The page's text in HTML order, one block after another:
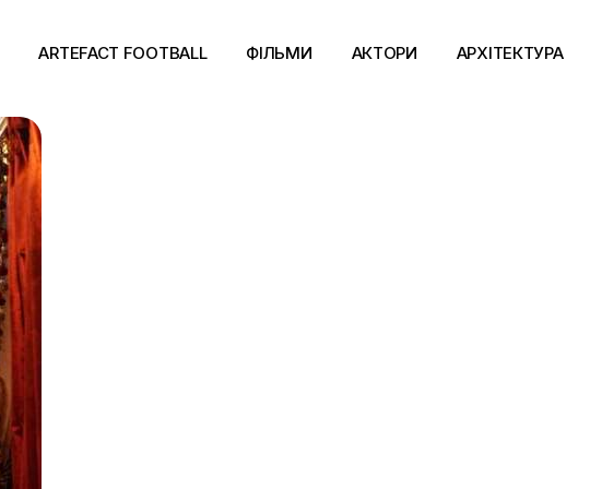
ARTEFACT FOOTBALL ФІЛЬМИ АКТОРИ АРХІТЕКТУРА